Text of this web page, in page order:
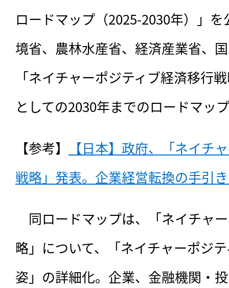
ロードマップ（2025-2030年）」
境省、農林水産省、経済産業省、
「ネイチャーポジティブ経済移行
としての2030年までのロードマッ
【参考】
【日本】政府、「ネイチ
戦略」発表。企業経営転換の手引
同ロードマップは、
「ネイチャ
略」について、「ネイチャーポジ
姿」の詳細化。企業、金融機関・